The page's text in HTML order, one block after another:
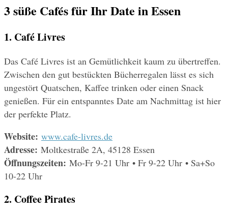
3 süße Cafés für Ihr Date in Essen
1. Café Livres
Das Café Livres ist an Gemütlichkeit kaum zu übertreffen.
Zwischen den gut bestückten Bücherregalen lässt es sich
ungestört Quatschen, Kaffee trinken oder einen Snack
genießen. Für ein entspanntes Date am Nachmittag ist hier
der perfekte Platz.
Website: www.cafe-livres.de
Adresse: Moltkestraße 2A, 45128 Essen
Öffnungszeiten: Mo-Fr 9-21 Uhr • Fr 9-22 Uhr • Sa+So
10-22 Uhr
2. Coffee Pirates